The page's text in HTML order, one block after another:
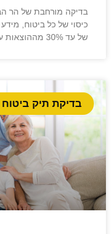
בדיקה מורחבת של הר
כיסוי של כל ביטוח,
של עד 30% מההוצאות על ביטוחים
בדיקת תיק ביטוח